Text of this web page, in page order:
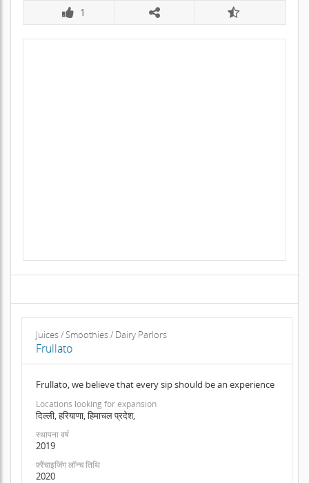
1
Juices / Smoothies / Dairy Parlors
Frullato
Frullato, we believe that every sip should be an experience
Locations looking for expansion
दिल्ली, हरियाणा, हिमाचल प्रदेश,
स्थापना वर्ष
2019
फ़्रैंचाइजिंग लॉन्च तिथि
2020